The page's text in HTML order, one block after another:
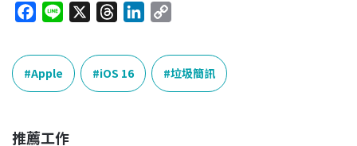
c
e
b
o
n
r
e
a
k
p
y
L
Apple iOS 16 垃圾簡訊
推薦工作